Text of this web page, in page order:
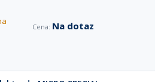
Na dotaz